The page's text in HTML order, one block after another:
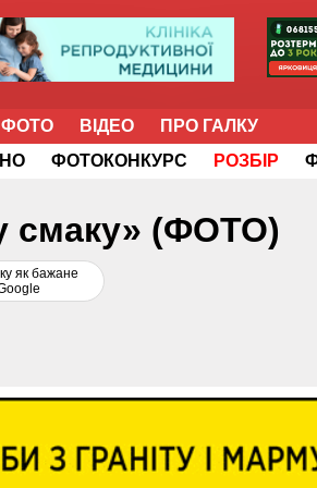
ФОТО ВІДЕО
ПРО ГАЛКУ
ФОТОКОНКУРС РОЗБІР
смаку» (ФОТО)
як бажане